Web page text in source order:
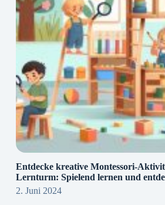
Entdecke kreative Montessori-
Lernturm: Spielend lernen und
2. Juni 2024